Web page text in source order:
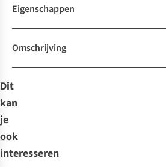
Eigenschappen
Omschrijving
Dit
kan
je
ook
interesseren